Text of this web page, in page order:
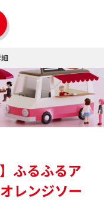
ふるふるア
レンジソー